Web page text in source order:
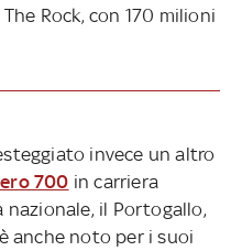
Rock, con 170 milioni
invece un altro
700 in carriera
il Portogallo,
anche noto per i suoi